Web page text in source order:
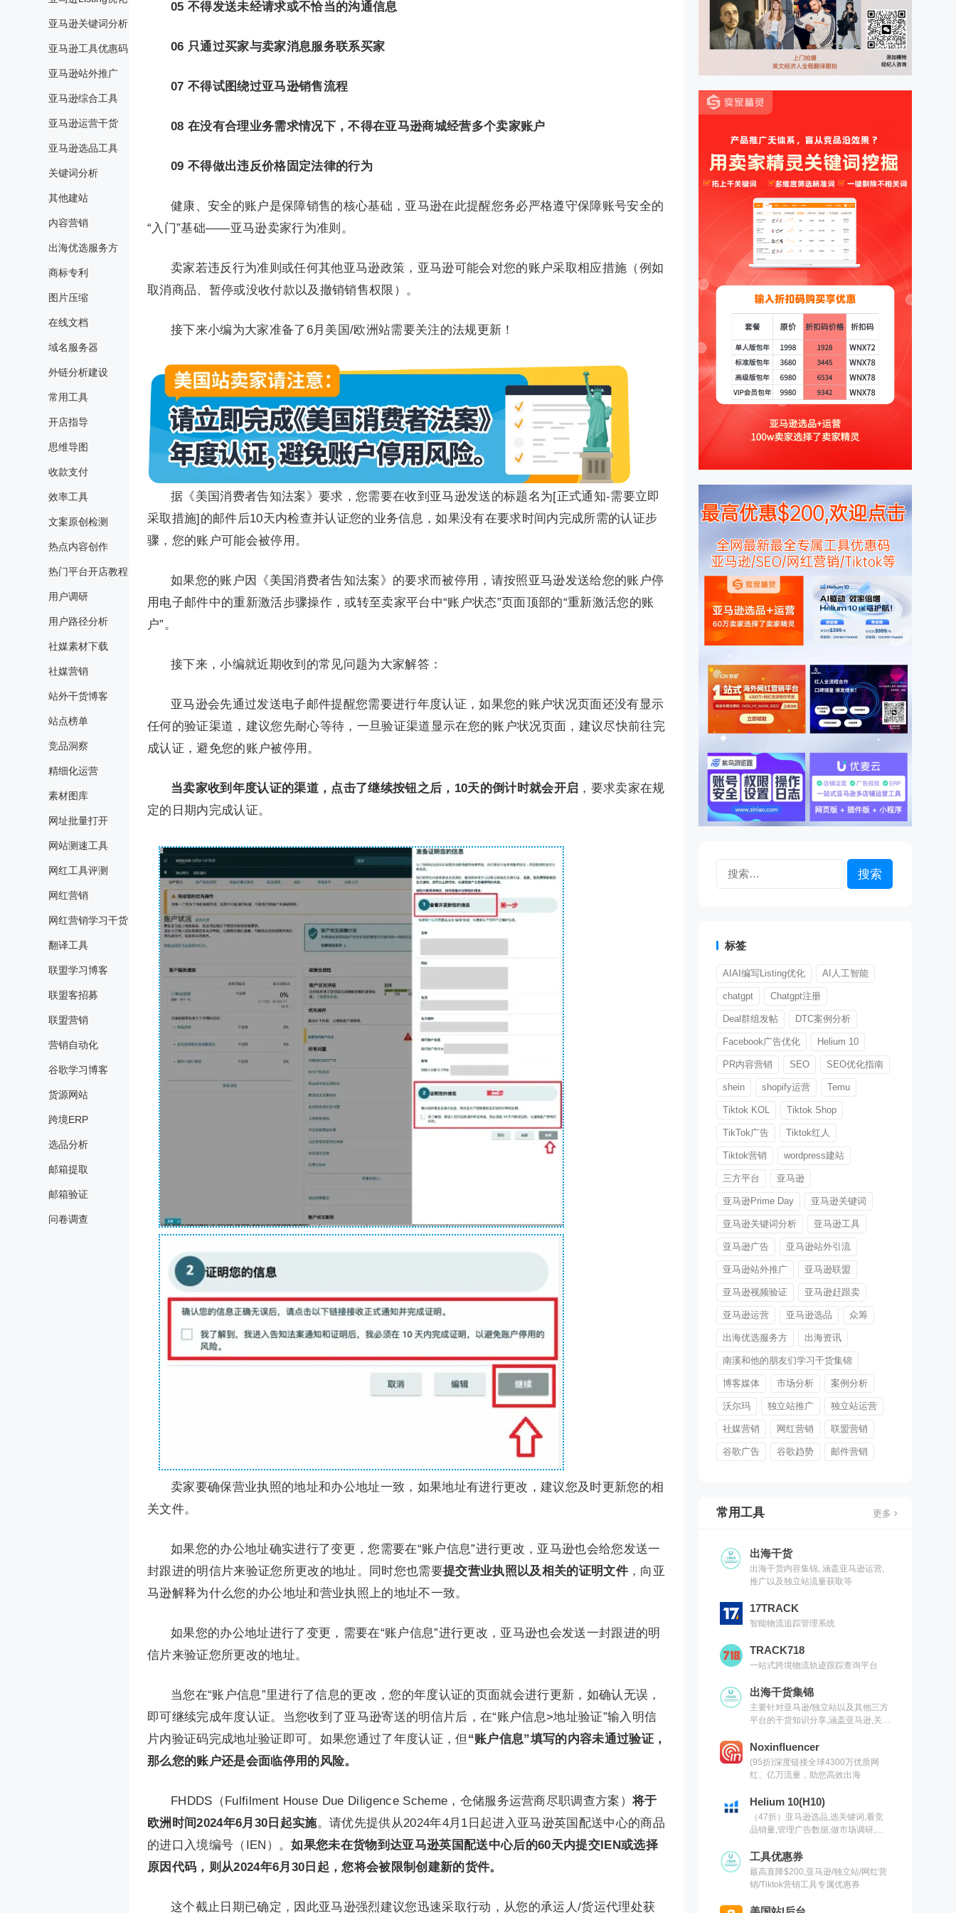
亚马逊关键词分析
亚马逊工具优惠码
亚马逊站外推广
亚马逊综合工具
亚马逊运营干货
亚马逊选品工具
关键词分析
其他建站
内容营销
出海优选服务方
商标专利
图片压缩
在线文档
域名服务器
外链分析建设
常用工具
开店指导
思维导图
收款支付
效率工具
文案原创检测
热点内容创作
热门平台开店教程
用户调研
用户路径分析
社媒素材下载
社媒营销
站外干货博客
站点榜单
竞品洞察
精细化运营
素材图库
网址批量打开
网站测速工具
网红工具评测
网红营销
网红营销学习干货
翻译工具
联盟学习博客
联盟客招募
联盟营销
营销自动化
谷歌学习博客
货源网站
跨境ERP
选品分析
邮箱提取
邮箱验证
问卷调查
05 不得发送未经请求或不恰当的沟通信息
06 只通过买家与卖家消息服务联系买家
07 不得试图绕过亚马逊销售流程
08 在没有合理业务需求情况下，不得在亚马逊商城经营多个卖家账户
09 不得做出违反价格固定法律的行为
健康、安全的账户是保障销售的核心基础，亚马逊在此提醒您务必严格遵守保障账号安全的
“入门”基础——亚马逊卖家行为准则。
卖家若违反行为准则或任何其他亚马逊政策，亚马逊可能会对您的账户采取相应措施（例如
取消商品、暂停或没收付款以及撤销销售权限）。
接下来小编为大家准备了6月美国/欧洲站需要关注的法规更新！
据《美国消费者告知法案》要求，您需要在收到亚马逊发送的标题名为[正式通知-需要立即
采取措施]的邮件后10天内检查并认证您的业务信息，如果没有在要求时间内完成所需的认证步
骤，您的账户可能会被停用。
如果您的账户因《美国消费者告知法案》的要求而被停用，请按照亚马逊发送给您的账户停
用电子邮件中的重新激活步骤操作，或转至卖家平台中“账户状态”页面顶部的“重新激活您的账
户”。
接下来，小编就近期收到的常见问题为大家解答：
亚马逊会先通过发送电子邮件提醒您需要进行年度认证，如果您的账户状况页面还没有显示
任何的验证渠道，建议您先耐心等待，一旦验证渠道显示在您的账户状况页面，建议尽快前往完
成认证，避免您的账户被停用。
当卖家收到年度认证的渠道，点击了继续按钮之后，10天的倒计时就会开启 ，要求卖家在规
定的日期内完成认证。
卖家要确保营业执照的地址和办公地址一致，如果地址有进行更改，建议您及时更新您的相
关文件。
如果您的办公地址确实进行了变更，您需要在“账户信息”进行更改，亚马逊也会给您发送一
封跟进的明信片来验证您所更改的地址。同时您也需要提交营业执照以及相关的证明文件，向亚
马逊解释为什么您的办公地址和营业执照上的地址不一致。
如果您的办公地址进行了变更，需要在“账户信息”进行更改，亚马逊也会发送一封跟进的明
信片来验证您所更改的地址。
当您在“账户信息”里进行了信息的更改，您的年度认证的页面就会进行更新，如确认无误，
即可继续完成年度认证。当您收到了亚马逊寄送的明信片后，在“账户信息>地址验证”输入明信
片内验证码完成地址验证即可。如果您通过了年度认证，但 “账户信息”填写的内容未通过验证，
那么您的账户还是会面临停用的风险。
FHDDS（Fulfilment House Due Diligence Scheme，仓储服务运营商尽职调查方案）将于
欧洲时间2024年6月30日起实施。请优先提供从2024年4月1日起进入亚马逊英国配送中心的商品
的进口入境编号（IEN）。如果您未在货物到达亚马逊英国配送中心后的60天内提交IEN或选择
原因代码，则从2024年6月30日起，您将会被限制创建新的货件。
这个截止日期已确定，因此亚马逊强烈建议您迅速采取行动，从您的承运人/货运代理处获
标签
AIAI编写Listing优化 AI人工智能
chatgpt Chatgpt注册
Deal群组发帖 DTC案例分析
Facebook广告优化 Helium 10
PR内容营销 SEO SEO优化指南
shein shopify运营 Temu
Tiktok KOL Tiktok Shop
TikTok广告 Tiktok红人
Tiktok营销 wordpress建站
三方平台 亚马逊
亚马逊Prime Day 亚马逊关键词
亚马逊关键词分析 亚马逊工具
亚马逊广告 亚马逊站外引流
亚马逊站外推广 亚马逊联盟
亚马逊视频验证 亚马逊赶跟卖
亚马逊运营 亚马逊选品 众筹
出海优选服务方 出海资讯
南溪和他的朋友们学习干货集锦
博客媒体 市场分析 案例分析
沃尔玛 独立站推广 独立站运营
社媒营销 网红营销 联盟营销
谷歌广告 谷歌趋势 邮件营销
常用工具 更多
出海干货
出海干货内容集锦, 涵盖亚马逊运营,
推广以及独立站流量获取等
17TRACK
智能物流追踪管理系统
TRACK718
一站式跨境物流轨迹跟踪查询平台
出海干货集锦
主要针对亚马逊/独立站以及其他三方
平台的干货知识分享,涵盖亚马逊,关键
具以及出海干货集锦,欢迎关注
Noxinfluencer
(95折)深度链接全球4300万优质网
红、亿万流量，助您高效出海
Helium 10(H10)
（47折）亚马逊选品,选关键词,看竞
品销量,管理广告数据,做市场调研,有
工具优惠券
最高直降$200,亚马逊/独立站/网红营
销/Tiktok营销工具专属优惠券